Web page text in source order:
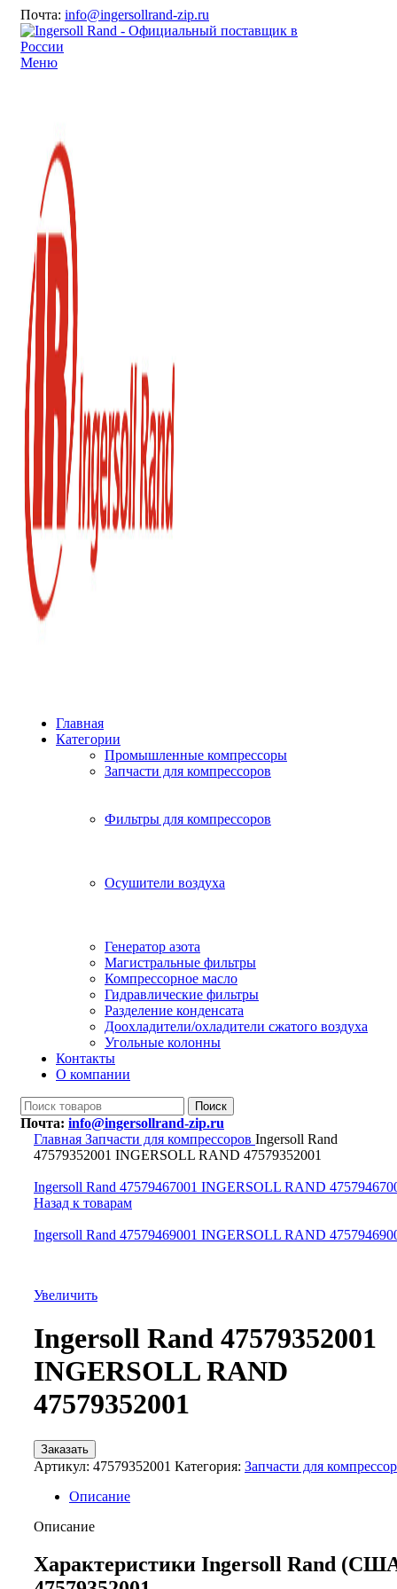
Почта: info@ingersollrand-zip.ru
Меню
Главная
Категории
Промышленные компрессоры
Запчасти для компрессоров
Фильтры для компрессоров
Осушители воздуха
Генератор азота
Магистральные фильтры
Компрессорное масло
Гидравлические фильтры
Разделение конденсата
Доохладители/охладители сжатого воздуха
Угольные колонны
Контакты
О компании
Поиск
Почта: info@ingersollrand-zip.ru
Главная Запчасти для компрессоров Ingersoll Rand
47579352001 INGERSOLL RAND 47579352001
Ingersoll Rand 47579467001 INGERSOLL RAND
Назад к товарам
Ingersoll Rand 47579469001 INGERSOLL RAND
Увеличить
Ingersoll Rand 47579352001
INGERSOLL RAND
47579352001
Заказать
Артикул: 47579352001 Категория: Запчасти для
Описание
Описание
Характеристики Ingersoll Rand